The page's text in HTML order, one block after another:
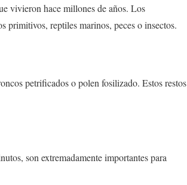
vivieron hace millones de años. Los
primitivos, reptiles marinos, peces o insectos.
petrificados o polen fosilizado. Estos restos
son extremadamente importantes para